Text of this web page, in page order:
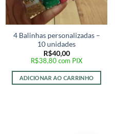
4 Balinhas personalizadas –
10 unidades
R$40,00
R$38,80com PIX
ADICIONAR AO CARRINHO